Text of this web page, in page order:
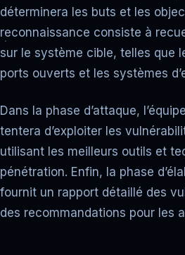
déterminera les buts et les
reconnaissance consiste à
sur le système cible, telles que
ports ouverts et les systèmes
Dans la phase d’attaque,
tentera d’exploiter les
utilisant les meilleurs outils et
pénétration. Enfin, la phase
fournit un rapport détaillé des
des recommandations pour les